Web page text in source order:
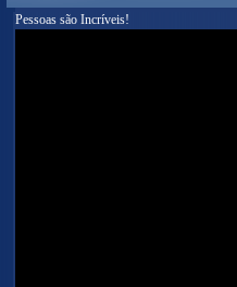
Pessoas são Incríveis!